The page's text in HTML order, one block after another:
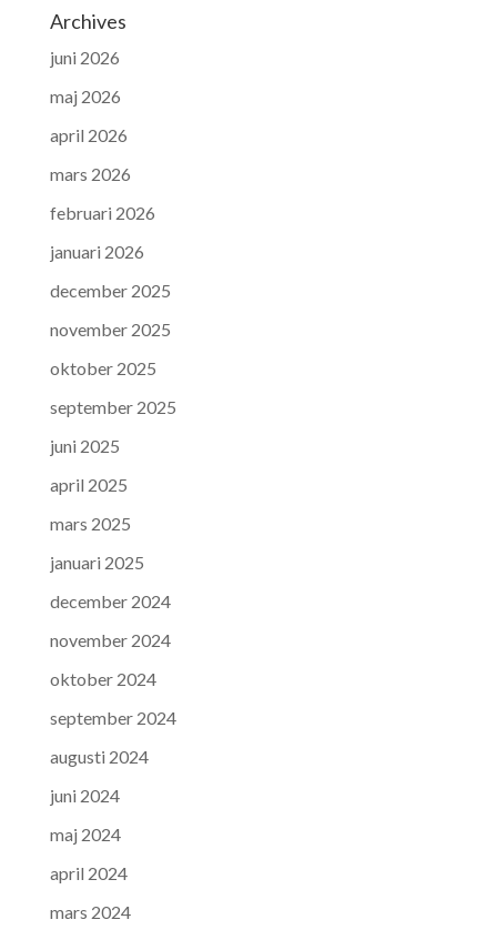
Archives
juni 2026
maj 2026
april 2026
mars 2026
februari 2026
januari 2026
december 2025
november 2025
oktober 2025
september 2025
juni 2025
april 2025
mars 2025
januari 2025
december 2024
november 2024
oktober 2024
september 2024
augusti 2024
juni 2024
maj 2024
april 2024
mars 2024